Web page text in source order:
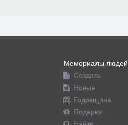
Мемориалы людей
Создать
Новые
Годовщина
Подарки